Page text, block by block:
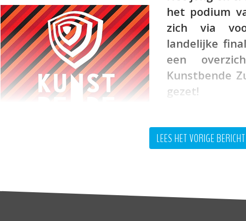
het podium
zich via
landelijke
een
Kunstbende
gezet!
deelnemende
jaar zich in voor de categorieën Dans, DJ, Expo,
staan zaterdag 3 mei in de landelijke finale. Het
LEES HET VORIGE BERICHT